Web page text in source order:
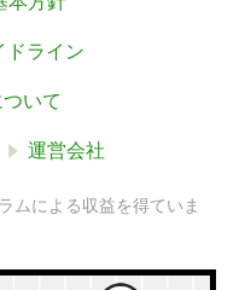
ドライン
いて
運営会社
ムによる収益を得ていま